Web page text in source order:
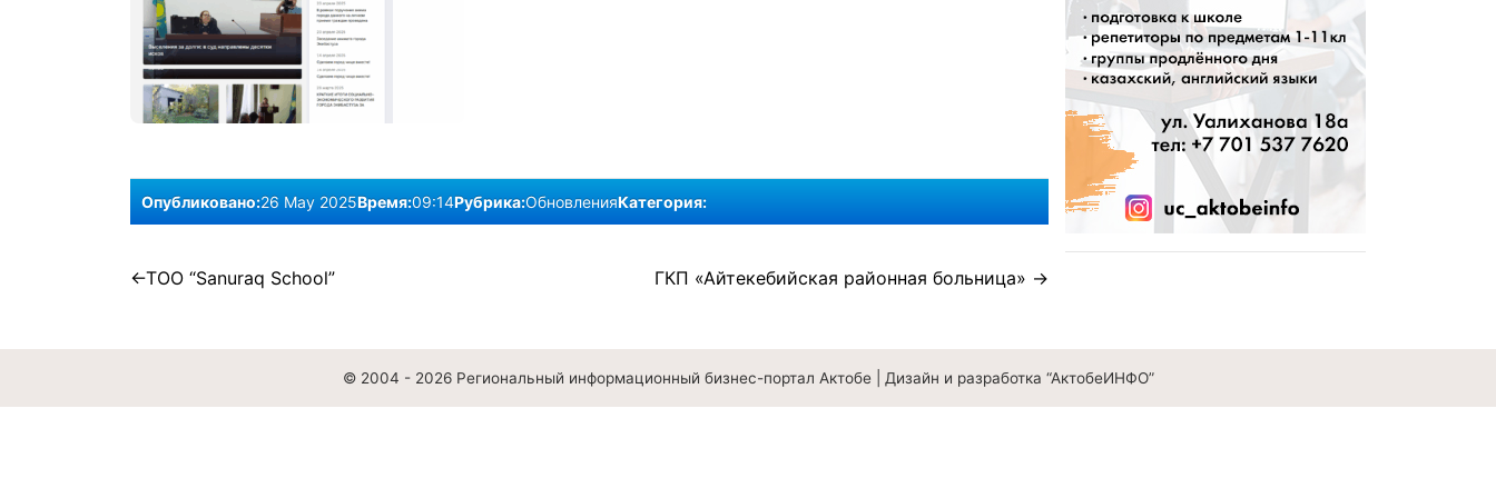
Опубликовано:26 May 2025Время:09:14Рубрика:ОбновленияКатегория:
Post
ТОО “Sanuraq School” ГКП «Айтекебийская районная больница»
© 2004 - 2026 Региональный информационный бизнес-портал Актобе Дизайн и разработка “АктобеИНФО”